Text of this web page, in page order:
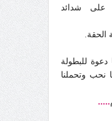
على شدائد
الحقة.
دعوة للبطولة
نحب وتحملنا
.....